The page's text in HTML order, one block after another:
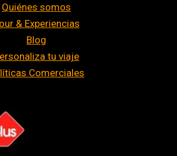
Quiénes somos
& Experiencias
Blog
tu viaje
Comerciales